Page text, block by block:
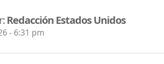
Redacción Estados Unidos
- 6:31 pm